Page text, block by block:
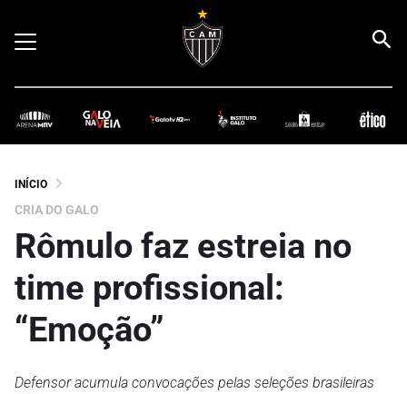
INÍCIO
CRIA DO GALO
Rômulo faz estreia no
time profissional:
“Emoção”
Defensor acumula convocações pelas seleções brasileiras